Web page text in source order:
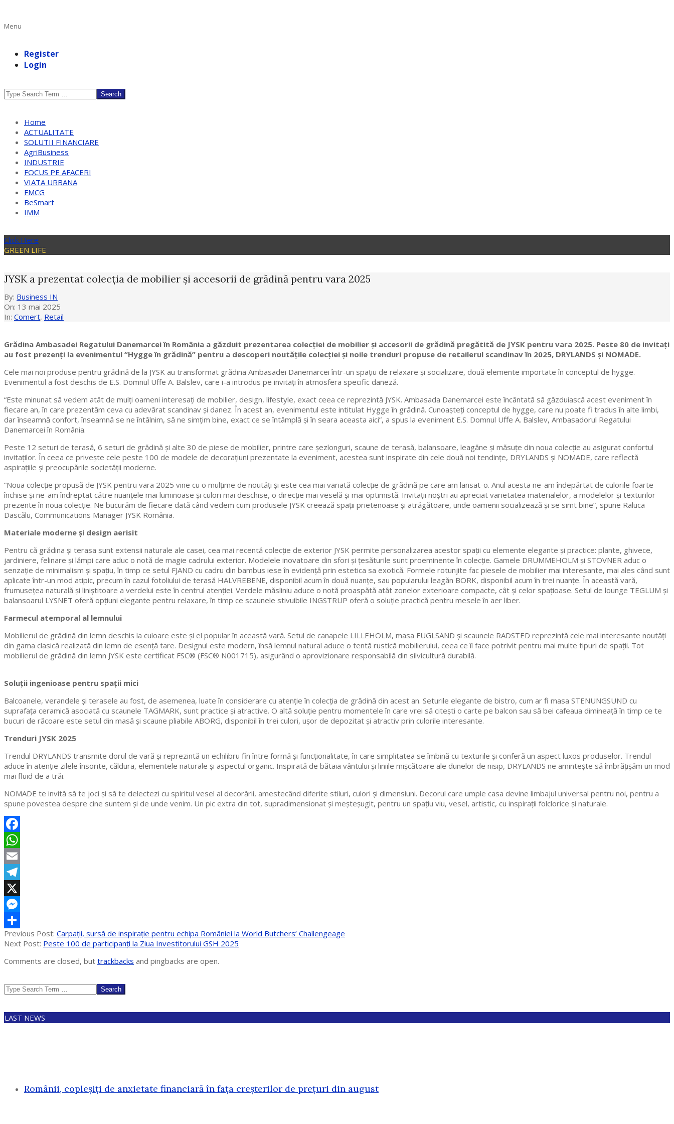
Primary
Menu
Register
Login
Search
Home
ACTUALITATE
SOLUTII FINANCIARE
AgriBusiness
INDUSTRIE
FOCUS PE AFACERI
VIATA URBANA
FMCG
BeSmart
IMM
Click Here
GREEN LIFE
JYSK a prezentat colecția de mobilier și accesorii de grădină pentru vara 2025
By: Business IN
On: 13 mai 2025
In: Comert, Retail
Grădina Ambasadei Regatului Danemarcei în România a găzduit prezentarea colecției de mobilier și accesorii de grădină pregătită de JYSK pentru vara 2025. Peste 80 de invitați
au fost prezenți la evenimentul “Hygge în grădină” pentru a descoperi noutățile colecției și noile trenduri propuse de retailerul scandinav în 2025, DRYLANDS și NOMADE.
Cele mai noi produse pentru grădină de la JYSK au transformat grădina Ambasadei Danemarcei într-un spațiu de relaxare și socializare, două elemente importate în conceptul de hygge.
Evenimentul a fost deschis de E.S. Domnul Uffe A. Balslev, care i-a introdus pe invitați în atmosfera specific daneză.
“Este minunat să vedem atât de mulți oameni interesați de mobilier, design, lifestyle, exact ceea ce reprezintă JYSK. Ambasada Danemarcei este încântată să găzduiască acest eveniment în
fiecare an, în care prezentăm ceva cu adevărat scandinav și danez. În acest an, evenimentul este intitulat Hygge în grădină. Cunoașteți conceptul de hygge, care nu poate fi tradus în alte limbi,
dar înseamnă confort, înseamnă se ne întâlnim, să ne simțim bine, exact ce se întâmplă și în seara aceasta aici”, a spus la eveniment E.S. Domnul Uffe A. Balslev, Ambasadorul Regatului
Danemarcei în România.
Peste 12 seturi de terasă, 6 seturi de grădină și alte 30 de piese de mobilier, printre care șezlonguri, scaune de terasă, balansoare, leagăne și măsuțe din noua colecție au asigurat confortul
invitaților. În ceea ce privește cele peste 100 de modele de decorațiuni prezentate la eveniment, acestea sunt inspirate din cele două noi tendințe, DRYLANDS și NOMADE, care reflectă
aspirațiile și preocupările societății moderne.
“Noua colecție propusă de JYSK pentru vara 2025 vine cu o mulțime de noutăți și este cea mai variată colecție de grădină pe care am lansat-o. Anul acesta ne-am îndepărtat de culorile foarte
închise și ne-am îndreptat către nuanțele mai luminoase și culori mai deschise, o direcție mai veselă și mai optimistă. Invitații noștri au apreciat varietatea materialelor, a modelelor și texturilor
prezente în noua colecție. Ne bucurăm de fiecare dată când vedem cum produsele JYSK creează spații prietenoase și atrăgătoare, unde oamenii socializează și se simt bine”, spune Raluca
Dascălu, Communications Manager JYSK România.
Materiale moderne și design aerisit
Pentru că grădina și terasa sunt extensii naturale ale casei, cea mai recentă colecție de exterior JYSK permite personalizarea acestor spații cu elemente elegante și practice: plante, ghivece,
jardiniere, felinare și lămpi care aduc o notă de magie cadrului exterior. Modelele inovatoare din sfori și țesăturile sunt proeminente în colecție. Gamele DRUMMEHOLM și STOVNER aduc o
senzație de minimalism și spațiu, în timp ce setul FJAND cu cadru din bambus iese în evidență prin estetica sa exotică. Formele rotunjite fac piesele de mobilier mai interesante, mai ales când sunt
aplicate într-un mod atipic, precum în cazul fotoliului de terasă HALVREBENE, disponibil acum în două nuanțe, sau popularului leagăn BORK, disponibil acum în trei nuanțe. În această vară,
frumusețea naturală și liniștitoare a verdelui este în centrul atenției. Verdele măsliniu aduce o notă proaspătă atât zonelor exterioare compacte, cât și celor spațioase. Setul de lounge TEGLUM și
balansoarul LYSNET oferă opțiuni elegante pentru relaxare, în timp ce scaunele stivuibile INGSTRUP oferă o soluție practică pentru mesele în aer liber.
Farmecul atemporal al lemnului
Mobilierul de grădină din lemn deschis la culoare este și el popular în această vară. Setul de canapele LILLEHOLM, masa FUGLSAND și scaunele RADSTED reprezintă cele mai interesante noutăți
din gama clasică realizată din lemn de esență tare. Designul este modern, însă lemnul natural aduce o tentă rustică mobilierului, ceea ce îl face potrivit pentru mai multe tipuri de spații. Tot
mobilierul de grădină din lemn JYSK este certificat FSC® (FSC® N001715), asigurând o aprovizionare responsabilă din silvicultură durabilă.
Soluții ingenioase pentru spații mici
Balcoanele, verandele și terasele au fost, de asemenea, luate în considerare cu atenție în colecția de grădină din acest an. Seturile elegante de bistro, cum ar fi masa STENUNGSUND cu
suprafața ceramică asociată cu scaunele TAGMARK, sunt practice și atractive. O altă soluție pentru momentele în care vrei să citești o carte pe balcon sau să bei cafeaua dimineață în timp ce te
bucuri de răcoare este setul din masă și scaune pliabile ABORG, disponibil în trei culori, ușor de depozitat și atractiv prin culorile interesante.
Trenduri JYSK 2025
Trendul DRYLANDS transmite dorul de vară și reprezintă un echilibru fin între formă și funcționalitate, în care simplitatea se îmbină cu texturile și conferă un aspect luxos produselor. Trendul
aduce în atenție zilele însorite, căldura, elementele naturale și aspectul organic. Inspirată de bătaia vântului și liniile mișcătoare ale dunelor de nisip, DRYLANDS ne amintește să îmbrățișăm un mod
mai fluid de a trăi.
NOMADE te invită să te joci și să te delectezi cu spiritul vesel al decorării, amestecând diferite stiluri, culori și dimensiuni. Decorul care umple casa devine limbajul universal pentru noi, pentru a
spune povestea despre cine suntem și de unde venim. Un pic extra din tot, supradimensionat și meșteșugit, pentru un spațiu viu, vesel, artistic, cu inspirații folclorice și naturale.
Facebook
WhatsApp
Email
Telegram
X
Messenger
Partajează
2025-
05-
Previous Post: Carpații, sursă de inspirație pentru echipa României la World Butchers’ Challengeage
Next Post: Peste 100 de participanți la Ziua Investitorului GSH 2025
Comments are closed, but trackbacks and pingbacks are open.
Search
LAST NEWS
Românii, copleșiți de anxietate financiară în fața creșterilor de prețuri din august